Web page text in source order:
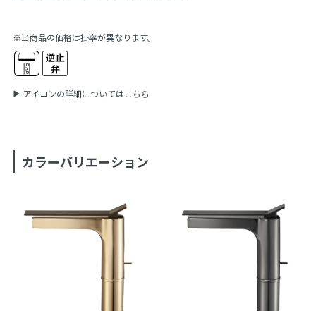
※当商品の価格は掛率が異なります。
アイコンの詳細についてはこちら
カラーバリエーション